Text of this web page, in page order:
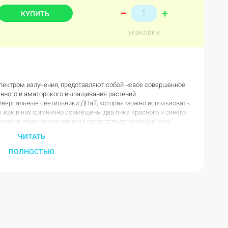
КУПИТЬ – +
упаковки
излучения, представляют собой новое совершенное
и аматорского выращивания растений.
светильники ДНаТ, которая можно использовать
в них органично совмещены два пика красного и синего
ламп синего спектра препятствует чрезмерному
светопередачи, что максима приближает их
активному наращиванию всходами лиственной массы на
ЧИТАТЬ
ПОЛНОСТЬЮ